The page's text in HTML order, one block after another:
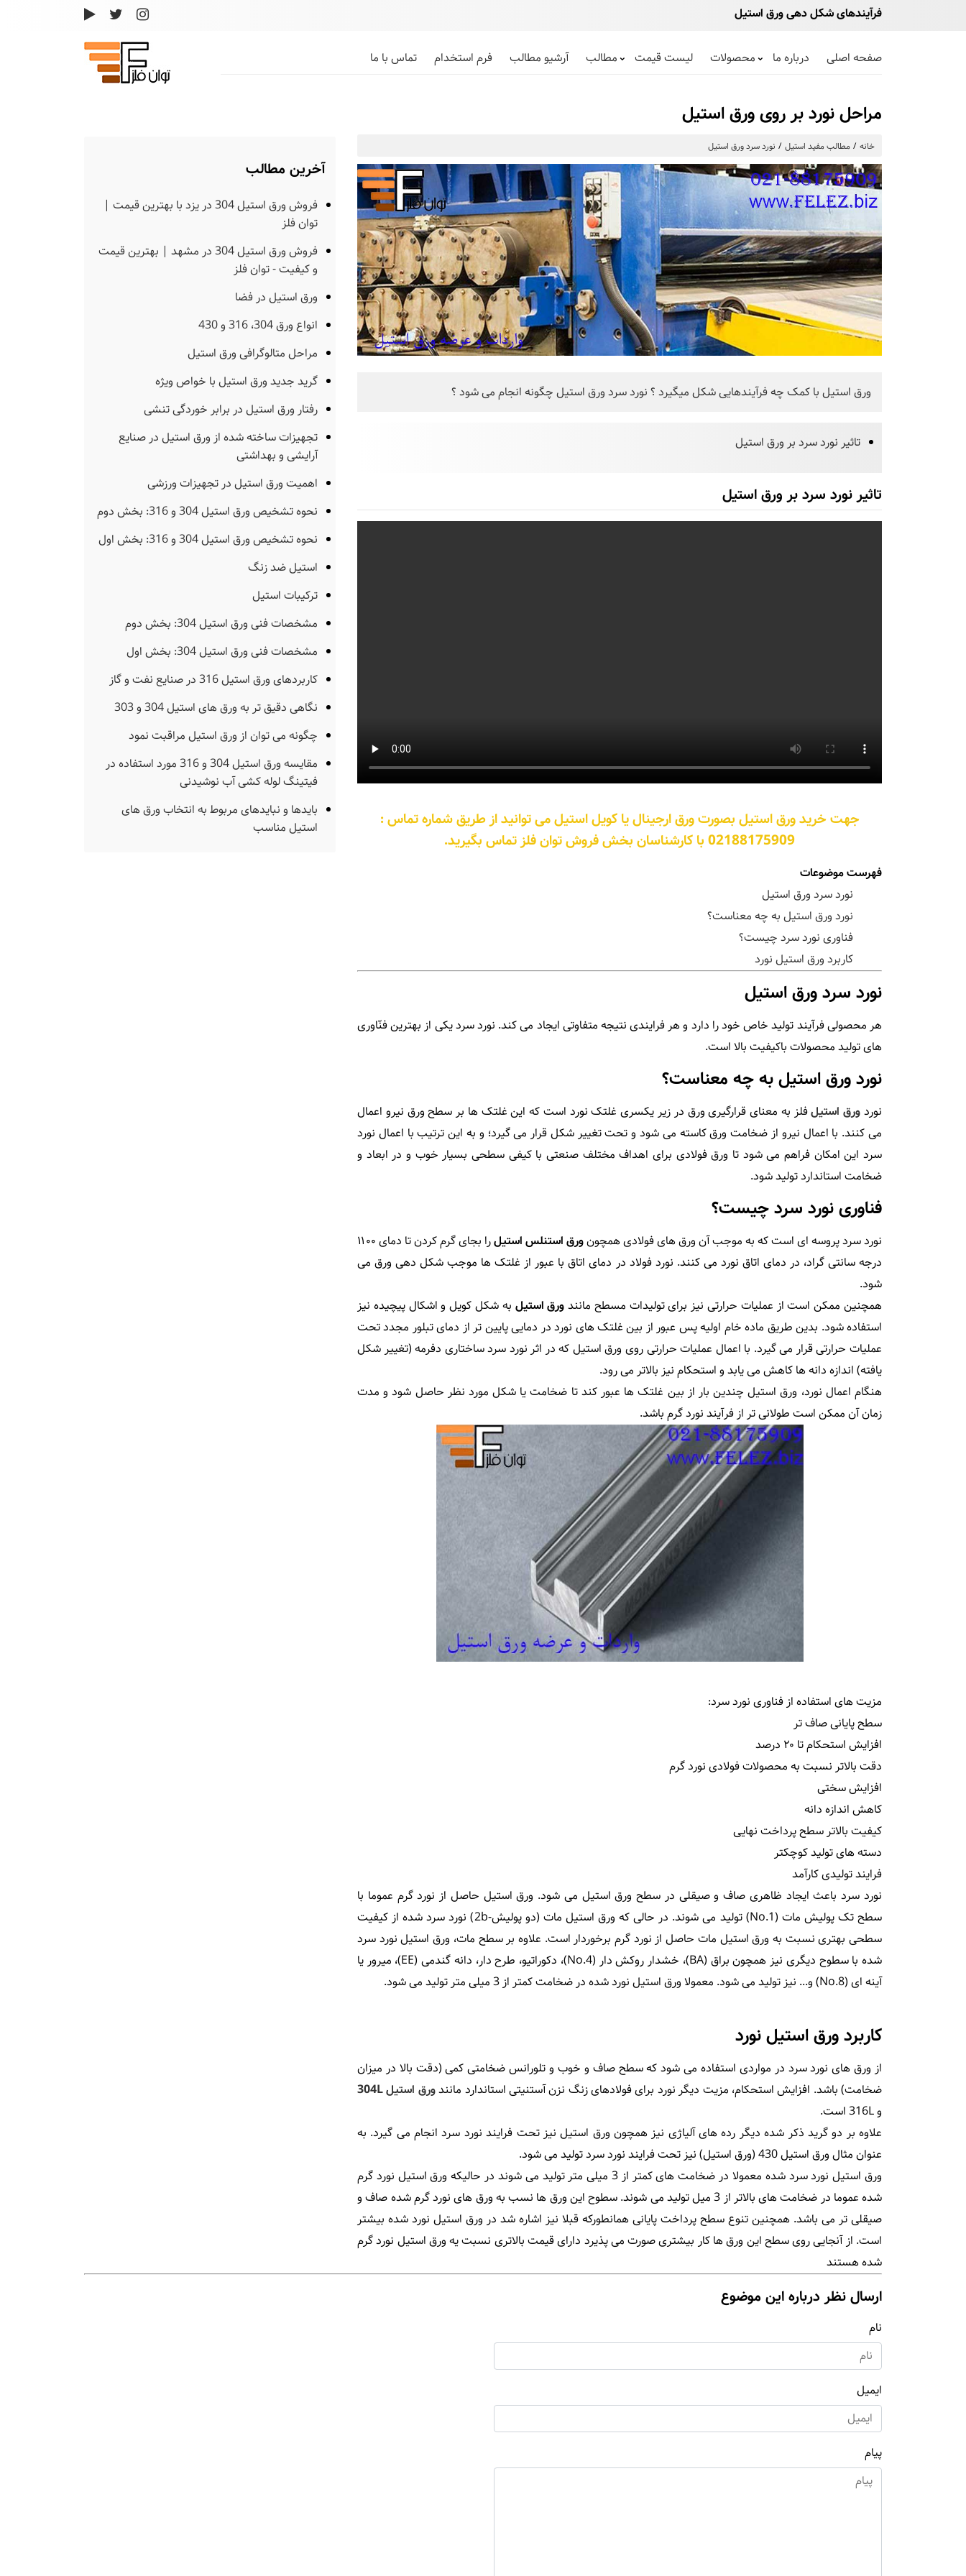
فرآیندهای شکل دهی ورق استیل
صفحه اصلی درباره ما محصولات لیست قیمت مطالب آرشیو مطالب فرم استخدام تماس با ما
مراحل نورد بر روی ورق استیل
خانه مطالب مفید استیل نورد سرد ورق استیل
ورق استیل با کمک چه فرآیندهایی شکل میگیرد ؟ نورد سرد ورق استیل چگونه انجام می شود ؟
تاثیر نورد سرد بر ورق استیل
تاثیر نورد سرد بر ورق استیل
جهت خرید ورق استیل بصورت ورق ارجینال یا کویل استیل می توانید از طریق شماره تماس :
02188175909 با کارشناسان بخش فروش توان فلز تماس بگیرید.
فهرست موضوعات
نورد سرد ورق استیل
نورد ورق استیل به چه معناست؟
فناوری نورد سرد چیست؟
کاربرد ورق استیل نورد
نورد سرد ورق استیل
هر محصولی فرﺁیند تولید خاص خود را دارد و هر فرایندی نتیجه متفاوتی ایجاد می کند. نورد سرد یکی از بهترین فنّاوری
های تولید محصولات باکیفیت بالا است.
نورد ورق استیل به چه معناست؟
نورد ورق استیلفلز به معنای قرارگیری ورق در زیر یکسری غلتک نورد است که این غلتک ها بر سطح ورق نیرو اعمال
می کنند. با اعمال نیرو از ضخامت ورق کاسته می شود و تحت تغییر شکل قرار می گیرد؛ و به این ترتیب با اعمال نورد
سرد این امکان فراهم می شود تا ورق فولادی برای اهداف مختلف صنعتی با کیفی سطحی بسیار خوب و در ابعاد و
ضخامت استاندارد تولید شود.
فناوری نورد سرد چیست؟
نورد سرد پروسه ای است که به موجب آن ورق های فولادی همچونورق استنلس استیل
را بجای گرم کردن تا دمای ۱۱۰۰
درجه سانتی گراد، در دمای اتاق نورد می کنند. نورد فولاد در دمای اتاق با عبور از غلتک ها موجب شکل دهی ورق می
شود.
همچنین ممکن است از عملیات حرارتی نیز برای تولیدات مسطح مانند ورق استیل به شکل کویل و اشکال پیچیده نیز
استفاده شود. بدین طریق ماده خام اولیه پس عبور از بین غلتک های نورد در دمایی پایین تر از دمای تبلور مجدد تحت
عملیات حرارتی قرار می گیرد. با اعمال عملیات حرارتی روی ورق استیل که در اثر نورد سرد ساختاری دفرمه (تغییر شکل
یافته) اندازه دانه ها کاهش می یابد و استحکام نیز بالاتر می رود.
هنگام اعمال نورد، ورق استیل چندین بار از بین غلتک ها عبور کند تا ضخامت یا شکل مورد نظر حاصل شود و مدت
زمان آن ممکن است طولانی تر از فرﺁیند نورد گرم باشد.
مزیت های استفاده از فناوری نورد سرد:
سطح پایانی صاف تر
افزایش استحکام تا ۲۰ درصد
دقت بالاتر نسبت به محصولات فولادی نورد گرم
افزایش سختی
کاهش اندازه دانه
کیفیت بالاتر سطح پرداخت نهایی
دسته های تولید کوچکتر
فرایند تولیدی کارآمد
نورد سرد باعث ایجاد ظاهری صاف و صیقلی در سطح ورق استیل می شود. ورق استیل حاصل از نورد گرم عموما با
سطح تک پولیش مات (No.1) تولید می شوند. در حالی که ورق استیل مات (دو پولیش-2b) نورد سرد شده از کیفیت
سطحی بهتری نسبت به ورق استیل مات حاصل از نورد گرم برخوردار است. علاوه بر سطح مات، ورق استیل نورد سرد
شده با سطوح دیگری نیز همچون براق (BA)، خشدار روکش دار (No.4)، دکوراتیو، طرح دار، دانه گندمی (EE)، میرور یا
آینه ای (No.8) و... نیز تولید می شود. معمولا ورق استیل نورد شده در ضخامت کمتر از 3 میلی متر تولید می شود.
کاربرد ورق استیل نورد
از ورق های نورد سرد در مواردی استفاده می شود که سطح صاف و خوب و تلورانس ضخامتی کمی (دقت بالا در میزان
ضخامت) باشد. افزایش استحکام، مزیت دیگر نورد برای فولادهای زنگ نزن ﺁستنیتی استاندارد مانندورق استیل 304L
و 316L است.
علاوه بر دو گرید ذکر شده دیگر رده های آلیاژی نیز همچون ورق استیل نیز تحت فرایند نورد سرد انجام می گیرد. به
عنوان مثال ورق استیل 430 (ورق استیل) نیز تحت فرایند نورد سرد تولید می شود.
ورق استیل نورد سرد شده معمولا در ضخامت های کمتر از 3 میلی متر تولید می شوند در حالیکه ورق استیل نورد گرم
شده عموما در ضخامت های بالاتر از 3 میل تولید می شوند. سطوح این ورق ها نسب به ورق های نورد گرم شده صاف و
صیقلی تر می باشد. همچنین تنوع سطح پرداخت پایانی همانطورکه قبلا نیز اشاره شد در ورق استیل نورد شده بیشتر
است. از آنجایی روی سطح این ورق ها کار بیشتری صورت می پذیرد دارای قیمت بالاتری نسبت یه ورق استیل نورد گرم
شده هستند
آخرین مطالب
فروش ورق استیل 304 در یزد با بهترین قیمت |
توان فلز
فروش ورق استیل 304 در مشهد | بهترین قیمت
و کیفیت - توان فلز
ورق استیل در فضا
انواع ورق 304، 316 و 430
مراحل متالوگرافی ورق استیل
گرید جدید ورق استیل با خواص ویژه
رفتار ورق استیل در برابر خوردگی تنشی
تجهیزات ساخته شده از ورق استیل در صنایع
آرایشی و بهداشتی
اهمیت ورق استیل در تجهیزات ورزشی
نحوه تشخیص ورق استیل 304 و 316: بخش دوم
نحوه تشخیص ورق استیل 304 و 316: بخش اول
استیل ضد زنگ
ترکیبات استیل
مشخصات فنی ورق استیل 304: بخش دوم
مشخصات فنی ورق استیل 304: بخش اول
کاربردهای ورق استیل 316 در صنایع نفت و گاز
نگاهی دقیق تر به ورق های استیل 304 و 303
چگونه می توان از ورق استیل مراقبت نمود
مقایسه ورق استیل 304 و 316 مورد استفاده در
فیتینگ لوله کشی آب نوشیدنی
بایدها و نبایدهای مربوط به انتخاب ورق های
استیل مناسب
ارسال نظر درباره این موضوع
نام
ایمیل
پیام